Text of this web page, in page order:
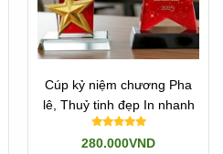
Cúp kỷ niệm chương Pha
lê, Thuỷ tinh đẹp In nhanh
280.000VND